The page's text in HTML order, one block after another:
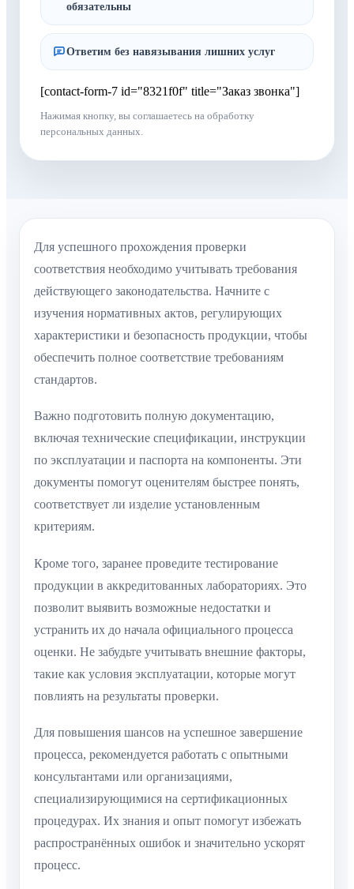
обязательны
Ответим без навязывания лишних услуг
[contact-form-7 id="8321f0f" title="Заказ звонка"]
Нажимая кнопку, вы соглашаетесь на обработку
персональных данных.
Для успешного прохождения проверки
соответствия необходимо учитывать требования
действующего законодательства. Начните с
изучения нормативных актов, регулирующих
характеристики и безопасность продукции, чтобы
обеспечить полное соответствие требованиям
стандартов.
Важно подготовить полную документацию,
включая технические спецификации, инструкции
по эксплуатации и паспорта на компоненты. Эти
документы помогут оценителям быстрее понять,
соответствует ли изделие установленным
критериям.
Кроме того, заранее проведите тестирование
продукции в аккредитованных лабораториях. Это
позволит выявить возможные недостатки и
устранить их до начала официального процесса
оценки. Не забудьте учитывать внешние факторы,
такие как условия эксплуатации, которые могут
повлиять на результаты проверки.
Для повышения шансов на успешное завершение
процесса, рекомендуется работать с опытными
консультантами или организациями,
специализирующимися на сертификационных
процедурах. Их знания и опыт помогут избежать
распространённых ошибок и значительно ускорят
процесс.